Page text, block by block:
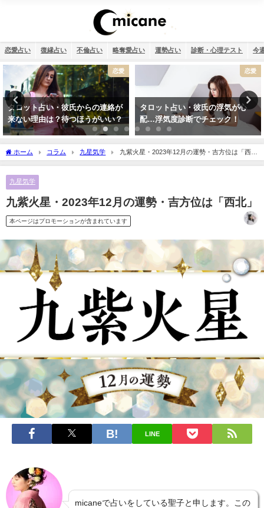
恋愛占い 復縁占い 不倫占い 略奪愛占い 運勢占い 診断・心理テスト 今
恋愛
タロット占い・彼氏の浮気が心
配…浮気度診断でチェック！
12星座
【2026年】12星座別の運勢まとめ
ホーム コラム 九星気学
九紫火星・2023年12月の運勢・吉方位は「西
北」
九星気学
九紫火星・2023年12月の運勢・吉方位は「西北」
本ページはプロモーションが含まれています
LINE
micaneで占いをしている聖子と申します。この